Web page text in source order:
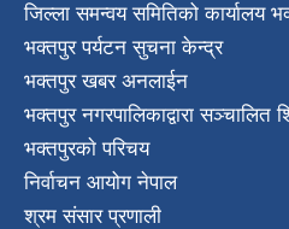
जिल्ला समन्वय समितिको कार्यालय
भक्तपुर पर्यटन सुचना केन्द्र
भक्तपुर खबर अनलाईन
भक्तपुर नगरपालिकाद्वारा सञ्चालित
भक्तपुरकाे परिचय
निर्वाचन आयोग नेपाल
श्रम संसार प्रणाली